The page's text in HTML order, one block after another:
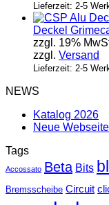
Lieferzeit: 2-5
Deckel
zzgl. 19%
zzgl. Versand
Lieferzeit: 2-5
NEWS
Katalog 2026
Neue Webseite
Tags
Accossato Beta Bits
Bremsscheibe Circuit